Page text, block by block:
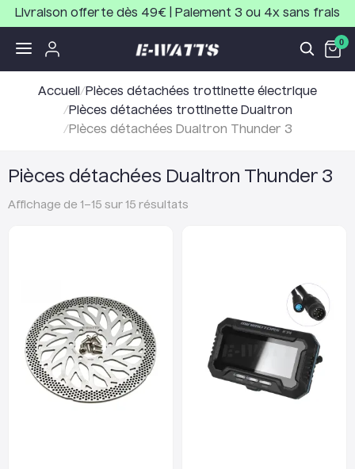
Livraison offerte dès 49€ | Paiement 3 ou 4x sans frais
0
Accueil / Pièces détachées trottinette électrique
/ Pièces détachées trottinette Dualtron
/ Pièces détachées Dualtron Thunder 3
Pièces détachées Dualtron Thunder 3
Affichage de 1 –15 sur 15 résultats